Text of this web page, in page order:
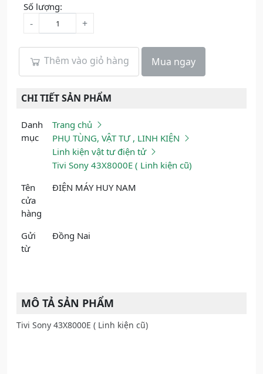
Số lượng:
- +
Thêm vào giỏ hàng Mua ngay
CHI TIẾT SẢN PHẨM
Danh
mục
Trang chủ
PHỤ TÙNG, VẬT TƯ , LINH KIỆN
Linh kiện vật tư điện tử
Tivi Sony 43X8000E ( Linh kiện cũ)
Tên
cửa
hàng
ĐIỆN MÁY HUY NAM
Gửi
từ
Đồng Nai
MÔ TẢ SẢN PHẨM
Tivi Sony 43X8000E ( Linh kiện cũ)